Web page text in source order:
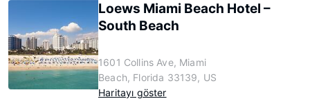
Loews Miami Beach Hotel –
South Beach
1601 Collins Ave, Miami
Beach, Florida 33139, US
Haritayı göster